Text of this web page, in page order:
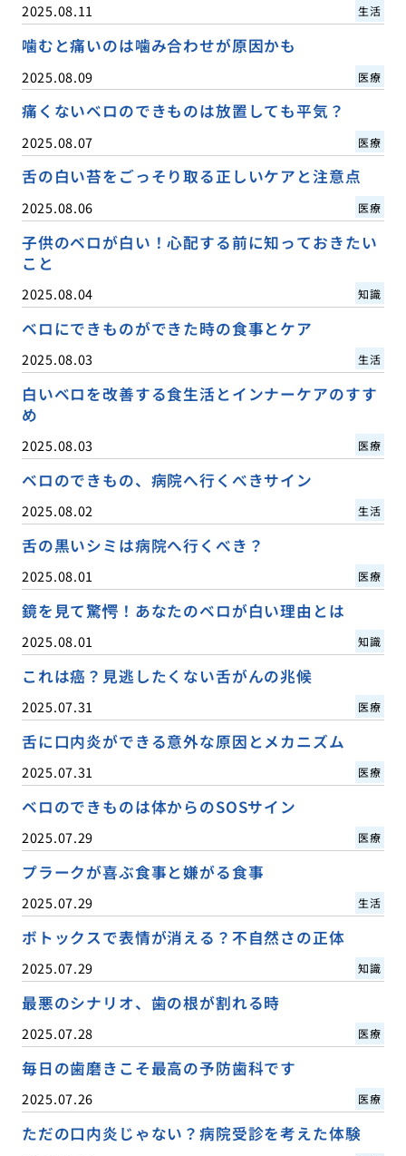
2025.08.11 生活
噛むと痛いのは噛み合わせが原因かも
2025.08.09 医療
痛くないベロのできものは放置しても平気？
2025.08.07 医療
舌の白い苔をごっそり取る正しいケアと注意点
2025.08.06 医療
子供のベロが白い！心配する前に知っておきたい
こと
2025.08.04 知識
ベロにできものができた時の食事とケア
2025.08.03 生活
白いベロを改善する食生活とインナーケアのすす
め
2025.08.03 医療
ベロのできもの、病院へ行くべきサイン
2025.08.02 生活
舌の黒いシミは病院へ行くべき？
2025.08.01 医療
鏡を見て驚愕！あなたのベロが白い理由とは
2025.08.01 知識
これは癌？見逃したくない舌がんの兆候
2025.07.31 医療
舌に口内炎ができる意外な原因とメカニズム
2025.07.31 医療
ベロのできものは体からのSOSサイン
2025.07.29 医療
プラークが喜ぶ食事と嫌がる食事
2025.07.29 生活
ボトックスで表情が消える？不自然さの正体
2025.07.29 知識
最悪のシナリオ、歯の根が割れる時
2025.07.28 医療
毎日の歯磨きこそ最高の予防歯科です
2025.07.26 医療
ただの口内炎じゃない？病院受診を考えた体験